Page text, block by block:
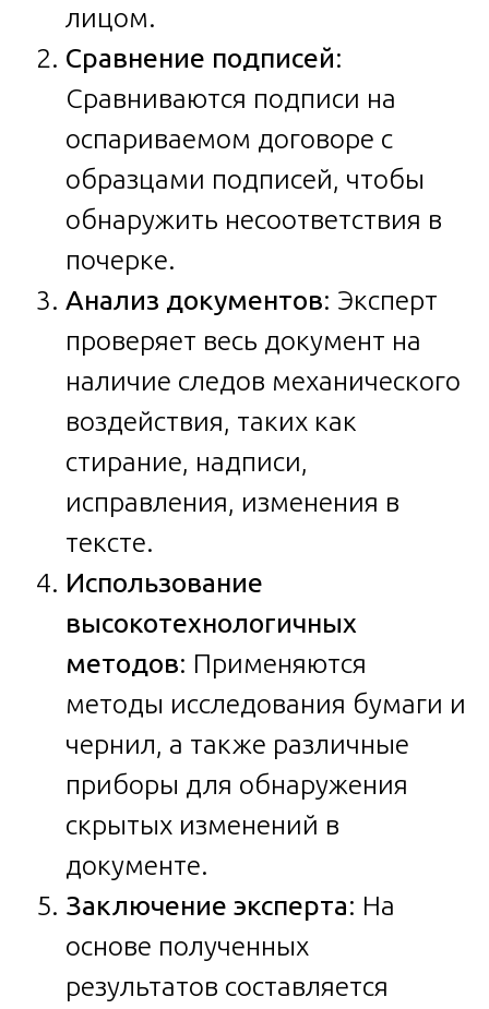
лицом.
Сравнение подписей:
Сравниваются подписи на
оспариваемом договоре с
образцами подписей, чтобы
обнаружить несоответствия в
почерке.
Анализ документов: Эксперт
проверяет весь документ на
наличие следов механического
воздействия, таких как
стирание, надписи,
исправления, изменения в
тексте.
Использование
высокотехнологичных
методов: Применяются
методы исследования бумаги и
чернил, а также различные
приборы для обнаружения
скрытых изменений в
документе.
Заключение эксперта: На
основе полученных
результатов составляется